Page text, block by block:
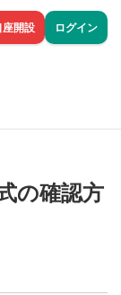
座開設 ログイン
の確認方